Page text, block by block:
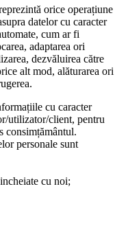
orice operațiune
datelor cu caracter
cum ar fi
adaptarea ori
dezvăluirea către
alt mod, alăturarea ori
cu caracter
utilizator/client, pentru
consimțământul.
personale sunt
cu noi;